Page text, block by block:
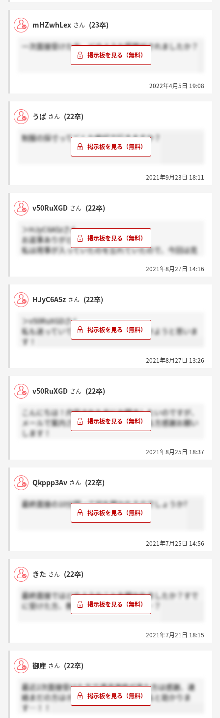
mHZwhLex さん (23卒)
一次面接受けた方、どのような質問がされましたか？
2022年4月5日 19:08
うぱ さん (22卒)
制服の採寸ってどんな格好で行きますか？
2021年9月23日 18:11
v50RuXGD さん (22卒)
＞HJyC6A5zさん
お返事ありがとうございます！
私は用事が入っていたのを忘れていたので、今回は見
2021年8月27日 14:16
HJyC6A5z さん (22卒)
＞v50RuXGDさん
私も迷っていて皆さんが受けるなら受けようと思いま
す！
2021年8月27日 13:26
v50RuXGD さん (22卒)
こんにちは！内定された方にお聞きしたいのですが、
メールで案内された検定を申し込まれる方感謝お願い
します！
2021年8月25日 18:37
Qkppp3Av さん (22卒)
最終面接の10分間って何を聞かれるのでしょうか?
2021年7月25日 14:56
きた さん (22卒)
最終面接ではどのようなことを聞かれましたか？すで
に受けた方、教えていただけませんか…？
2021年7月21日 18:15
御庫 さん (22卒)
最近2次面接受けた方で通過連絡が来た方は感謝、連
絡まだの方はホントを押していただけると助かりま
す…！！